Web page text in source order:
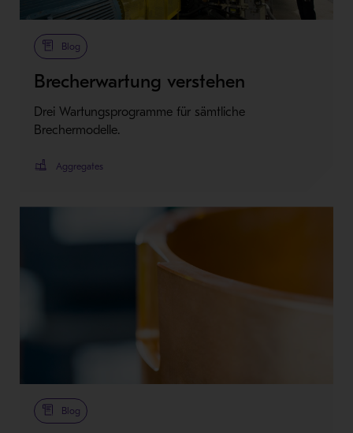
Blog
Brecherwartung verstehen
Drei Wartungsprogramme für sämtliche
Brechermodelle.
Aggregates
Blog